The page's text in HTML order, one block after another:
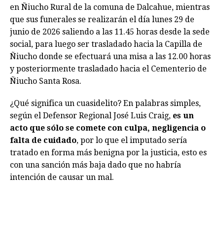
en Ñiucho Rural de la comuna de Dalcahue, mientras
que sus funerales se realizarán el día lunes 29 de
junio de 2026 saliendo a las 11.45 horas desde la sede
social, para luego ser trasladado hacia la Capilla de
Ñiucho donde se efectuará una misa a las 12.00 horas
y posteriormente trasladado hacia el Cementerio de
Ñiucho Santa Rosa.
¿Qué significa un cuasidelito? En palabras simples,
según el Defensor Regional José Luis Craig, es un
acto que sólo se comete con culpa, negligencia o
falta de cuidado, por lo que el imputado sería
tratado en forma más benigna por la justicia, esto es
con una sanción más baja dado que no habría
intención de causar un mal.